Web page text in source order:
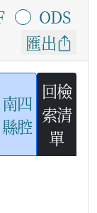
ODS
匯出
南四
縣腔
回檢
索清
單